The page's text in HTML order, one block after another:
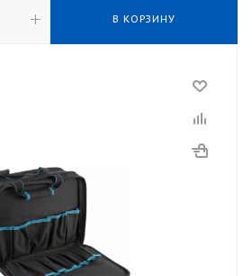
В КОРЗИНУ